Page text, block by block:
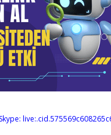
Skype: